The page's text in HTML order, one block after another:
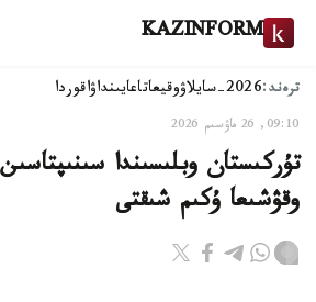
KAZINFORM
ترەند:2026-سايلاۋ وقيعاتاعايىنداۋاقوردا
09:10, 26 ماۋسىم 2026
وقۋشىعا ۇكىم شىقتى